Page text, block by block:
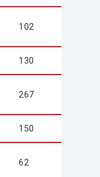
102
130
267
150
62